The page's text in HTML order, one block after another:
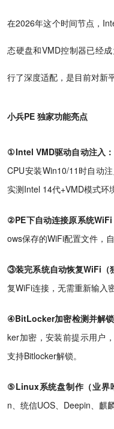
在2026年这个时间节点，
态硬盘和VMD控制器已经
行了深度适配，是目前对新
小兵PE 独家功能亮点
①Intel VMD驱动自动注入：
CPU安装Win10/11时自动
实测Intel 14代+VMD模式环
②PE下自动连接原系统
ows保存的WiFi配置文件，
③装完系统自动恢复WiFi（
复WiFi连接，无需重新输入密
④BitLocker加密检测并解锁
ker加密，安装前提示用户
支持Bitlocker解锁。
⑤Linux系统盘制作（业界
n、统信UOS、Deepin、麒